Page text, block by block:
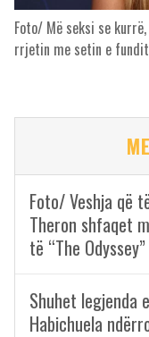
Foto/ Më seksi se
rrjetin me setin e fundit
Foto/ Veshja që
Theron shfaqet
të “The Odyssey”
Shuhet legjenda
Habichuela